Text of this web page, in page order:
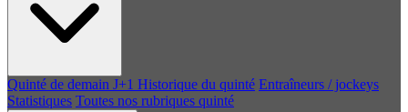
Quinté de demain J+1 Historique du quinté Entraîneurs / jockeys
Statistiques Toutes nos rubriques quinté